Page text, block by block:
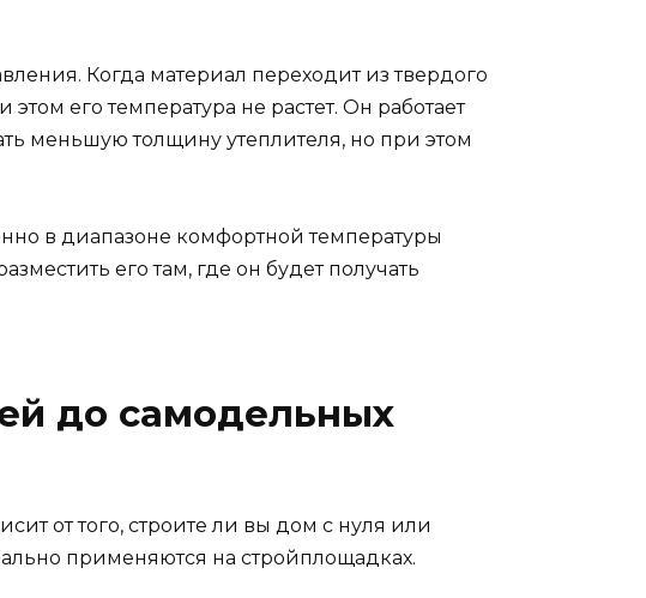
Когда материал переходит из твердого
его температура не растет. Он работает
меньшую толщину утеплителя, но при этом
в диапазоне комфортной температуры
его там, где он будет получать
до самодельных
от того, строите ли вы дом с нуля или
применяются на стройплощадках.